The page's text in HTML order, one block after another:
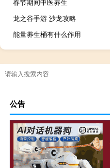
春节期间中医养生
龙之谷手游 沙龙攻略
能量养生桶有什么作用
公告